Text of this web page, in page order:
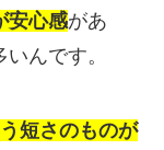
安心感があ
んです。
短さのものが